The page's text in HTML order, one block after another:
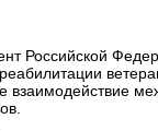
Российской
взаимодействие